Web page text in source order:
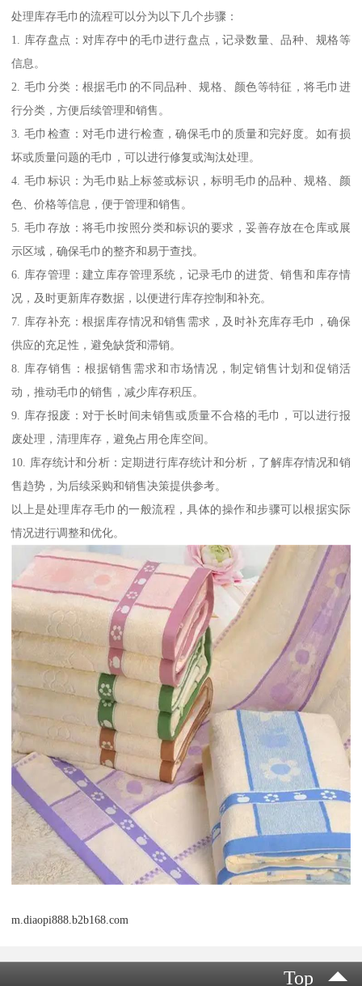
处理库存毛巾的流程可以分为以下几个步骤：
1. 库存盘点：对库存中的毛巾进行盘点，记录数量、品种、规格等
信息。
2. 毛巾分类：根据毛巾的不同品种、规格、颜色等特征，将毛巾进
行分类，方便后续管理和销售。
3. 毛巾检查：对毛巾进行检查，确保毛巾的质量和完好度。如有损
坏或质量问题的毛巾，可以进行修复或淘汰处理。
4. 毛巾标识：为毛巾贴上标签或标识，标明毛巾的品种、规格、颜
色、价格等信息，便于管理和销售。
5. 毛巾存放：将毛巾按照分类和标识的要求，妥善存放在仓库或展
示区域，确保毛巾的整齐和易于查找。
6. 库存管理：建立库存管理系统，记录毛巾的进货、销售和库存情
况，及时更新库存数据，以便进行库存控制和补充。
7. 库存补充：根据库存情况和销售需求，及时补充库存毛巾，确保
供应的充足性，避免缺货和滞销。
8. 库存销售：根据销售需求和市场情况，制定销售计划和促销活
动，推动毛巾的销售，减少库存积压。
9. 库存报废：对于长时间未销售或质量不合格的毛巾，可以进行报
废处理，清理库存，避免占用仓库空间。
10. 库存统计和分析：定期进行库存统计和分析，了解库存情况和销
售趋势，为后续采购和销售决策提供参考。
以上是处理库存毛巾的一般流程，具体的操作和步骤可以根据实际
情况进行调整和优化。
m.diaopi888.b2b168.com
Top